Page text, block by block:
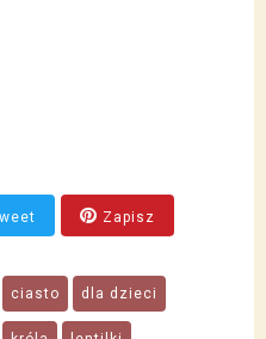
Zapisz
ciasto dla dzieci